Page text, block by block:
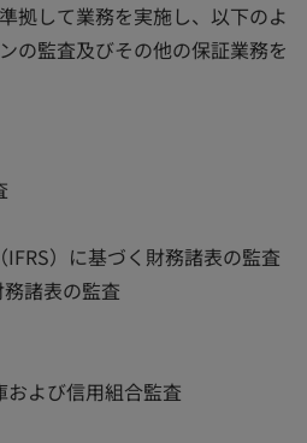
拠して業務を実施し、以下のよ
の監査及びその他の保証業務を
）に基づく財務諸表の監査
諸表の監査
よび信用組合監査